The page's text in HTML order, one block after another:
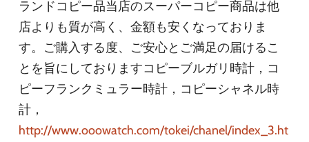
ランドコピー品当店のスーパーコピー商品は他
店よりも質が高く、金額も安くなっておりま
す。ご購入する度、ご安心とご満足の届けるこ
とを旨にしておりますコピーブルガリ時計，コ
ピーフランクミュラー時計，コピーシャネル時
計，
http://www.ooowatch.com/tokei/chanel/index_3.ht